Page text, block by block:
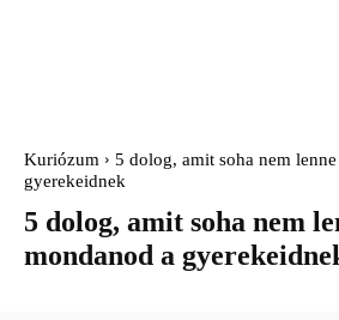
Kuriózum
5 dolog, amit soha nem
gyerekeidnek
5 dolog, amit soha nem
mondanod a